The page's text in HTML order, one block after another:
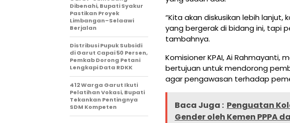
“Kita akan diskusikan lebih
yang bergerak di bidang ini, tapi
tambahnya.
Komisioner KPAI, Ai Rahmayanti,
bertujuan untuk mendorong
agar pengawasan terhadap
Baca Juga : Penguatan
Gender oleh Kemen PPPA
Dibenahi, Bupati Syakur
Pastikan Proyek
Limbangan–Selaawi
Berjalan
Distribusi Pupuk Subsidi
di Garut Capai 50 Persen,
Pemkab Dorong Petani
Lengkapi Data RDKK
412 Warga Garut Ikuti
Pelatihan Vokasi, Bupati
Tekankan Pentingnya
SDM Kompeten